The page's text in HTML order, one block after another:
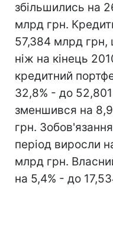
збільшились на
млрд грн.
57,384 млрд грн,
ніж на кінець
кредитний
32,8% - до
зменшився на
грн.
період виросли
млрд грн.
на 5,4% - до